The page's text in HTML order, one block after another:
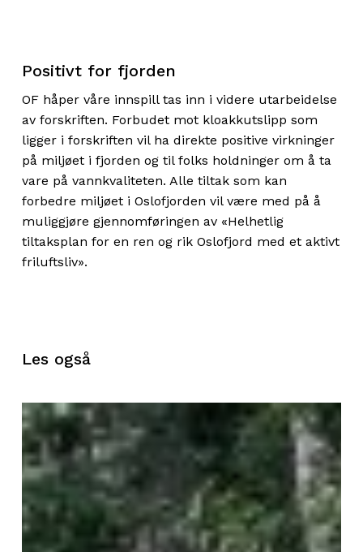
Positivt for fjorden
OF håper våre innspill tas inn i videre utarbeidelse
av forskriften. Forbudet mot kloakkutslipp som
ligger i forskriften vil ha direkte positive virkninger
på miljøet i fjorden og til folks holdninger om å ta
vare på vannkvaliteten. Alle tiltak som kan
forbedre miljøet i Oslofjorden vil være med på å
muliggjøre gjennomføringen av «Helhetlig
tiltaksplan for en ren og rik Oslofjord med et aktivt
friluftsliv».
Les også
Vrakbåter
utgjør
en
alvorlig
miljøtrussel:
Tre
av